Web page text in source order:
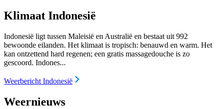
Klimaat Indonesië
Indonesië ligt tussen Maleisië en Australië en bestaat uit 992
bewoonde eilanden. Het klimaat is tropisch: benauwd en warm. Het
kan ontzettend hard regenen; een gratis massagedouche is zo
gescoord. Indones...
Weerbericht Indonesië
Weernieuws